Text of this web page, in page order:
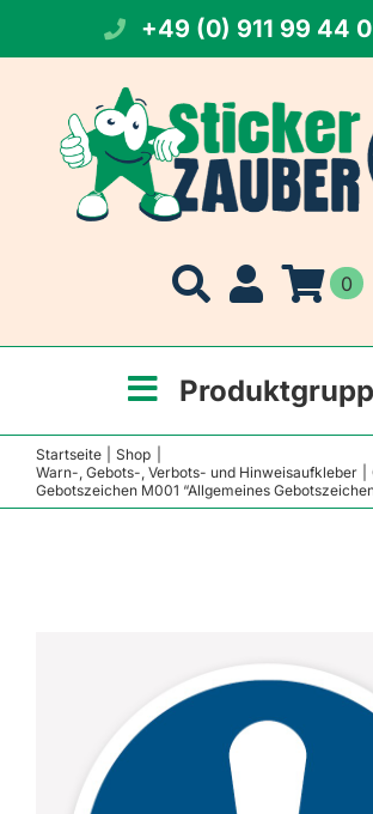
springen
+49 (0) 911 99 44
0
Startseite
Shop
Warn-, Gebots-, Verbots- und Hinweisaufkleber
Gebotszeichen M001 “Allgemeines